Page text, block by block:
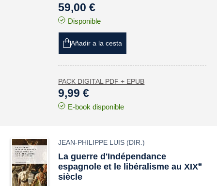
59,00 €
Disponible
Añadir a la cesta
PACK DIGITAL PDF + EPUB
9,99 €
E-book disponible
JEAN-PHILIPPE LUIS (DIR.)
La guerre d'Indépendance
espagnole et le libéralisme au XIXe
siècle